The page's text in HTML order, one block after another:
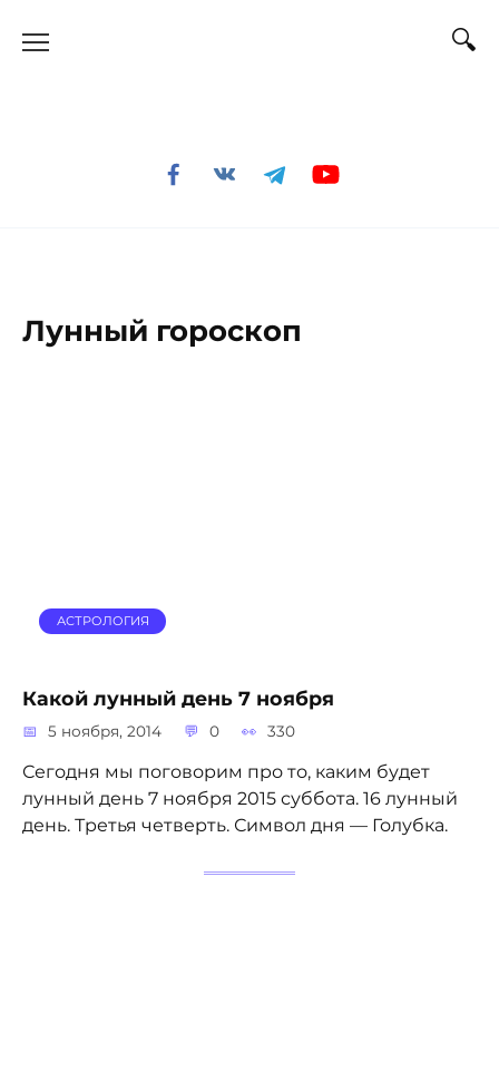
Лунный гороскоп
АСТРОЛОГИЯ
Какой лунный день 7 ноября
5 ноября, 2014 0 330
Сегодня мы поговорим про то, каким будет
лунный день 7 ноября 2015 суббота. 16 лунный
день. Третья четверть. Символ дня — Голубка.